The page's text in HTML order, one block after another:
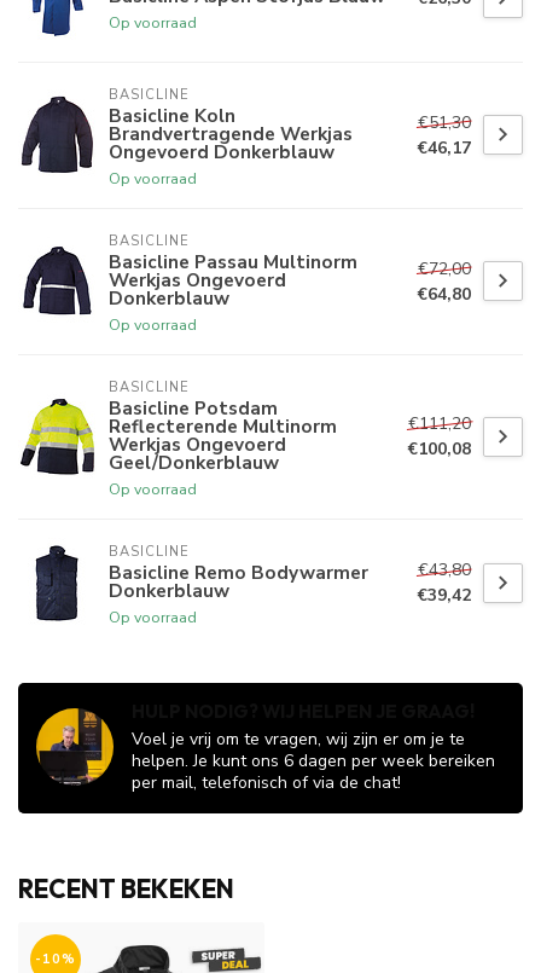
Op voorraad
BASICLINE
Basicline Koln
Brandvertragende Werkjas
Ongevoerd Donkerblauw
Op voorraad
€51,30
€46,17
BASICLINE
Basicline Passau Multinorm
Werkjas Ongevoerd
Donkerblauw
Op voorraad
€72,00
€64,80
BASICLINE
Basicline Potsdam
Reflecterende Multinorm
Werkjas Ongevoerd
Geel/Donkerblauw
Op voorraad
€111,20
€100,08
BASICLINE
Basicline Remo Bodywarmer
Donkerblauw
Op voorraad
€43,80
€39,42
Voel je vrij om te vragen, wij zijn er om je te
helpen. Je kunt ons 6 dagen per week bereiken
per mail, telefonisch of via de chat!
RECENT BEKEKEN
-10%